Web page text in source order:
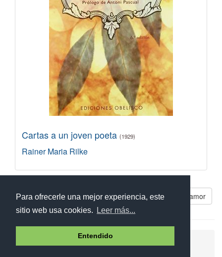
Para ofrecerle una mejor experiencia, este
sitio web usa cookies.
Leer más...
Entendido
Cartas a un joven poeta (1929)
Rainer Maria Rilke
Libros parecidos a Poemas de amor
Aviso legal